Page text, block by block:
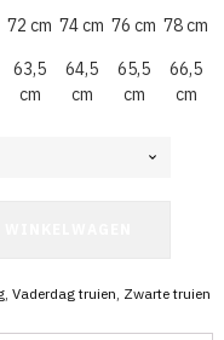
72 cm 74 cm 76 cm 78 cm
63,5
cm
64,5
cm
65,5
cm
66,5
cm
, Vaderdag truien Zwarte truien